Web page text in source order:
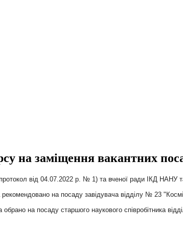
на заміщення вакантних
від 04.07.2022 р. № 1) та вченої ради ІКД НАНУ
на посаду завідувача відділу № 23
на посаду старшого наукового співробітника